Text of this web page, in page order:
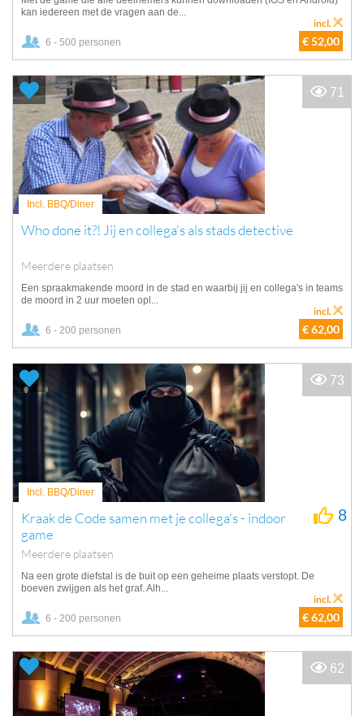
kan iedereen met de vragen aan de...
6 - 500 personen € 52,00
incl.
Incl. BBQ/Diner
Who done it?! Jij en collega's als stads detective
Meerdere plaatsen
Een spraakmakende moord in de stad en waarbij jij en collega's in teams
de moord in 2 uur moeten opl...
6 - 200 personen € 62,00
incl.
71
Incl. BBQ/Diner
Kraak de Code samen met je collega's - indoor
game
Meerdere plaatsen
8
Na een grote diefstal is de buit op een geheime plaats verstopt. De
boeven zwijgen als het graf. Alh...
6 - 200 personen € 62,00
incl.
73
62